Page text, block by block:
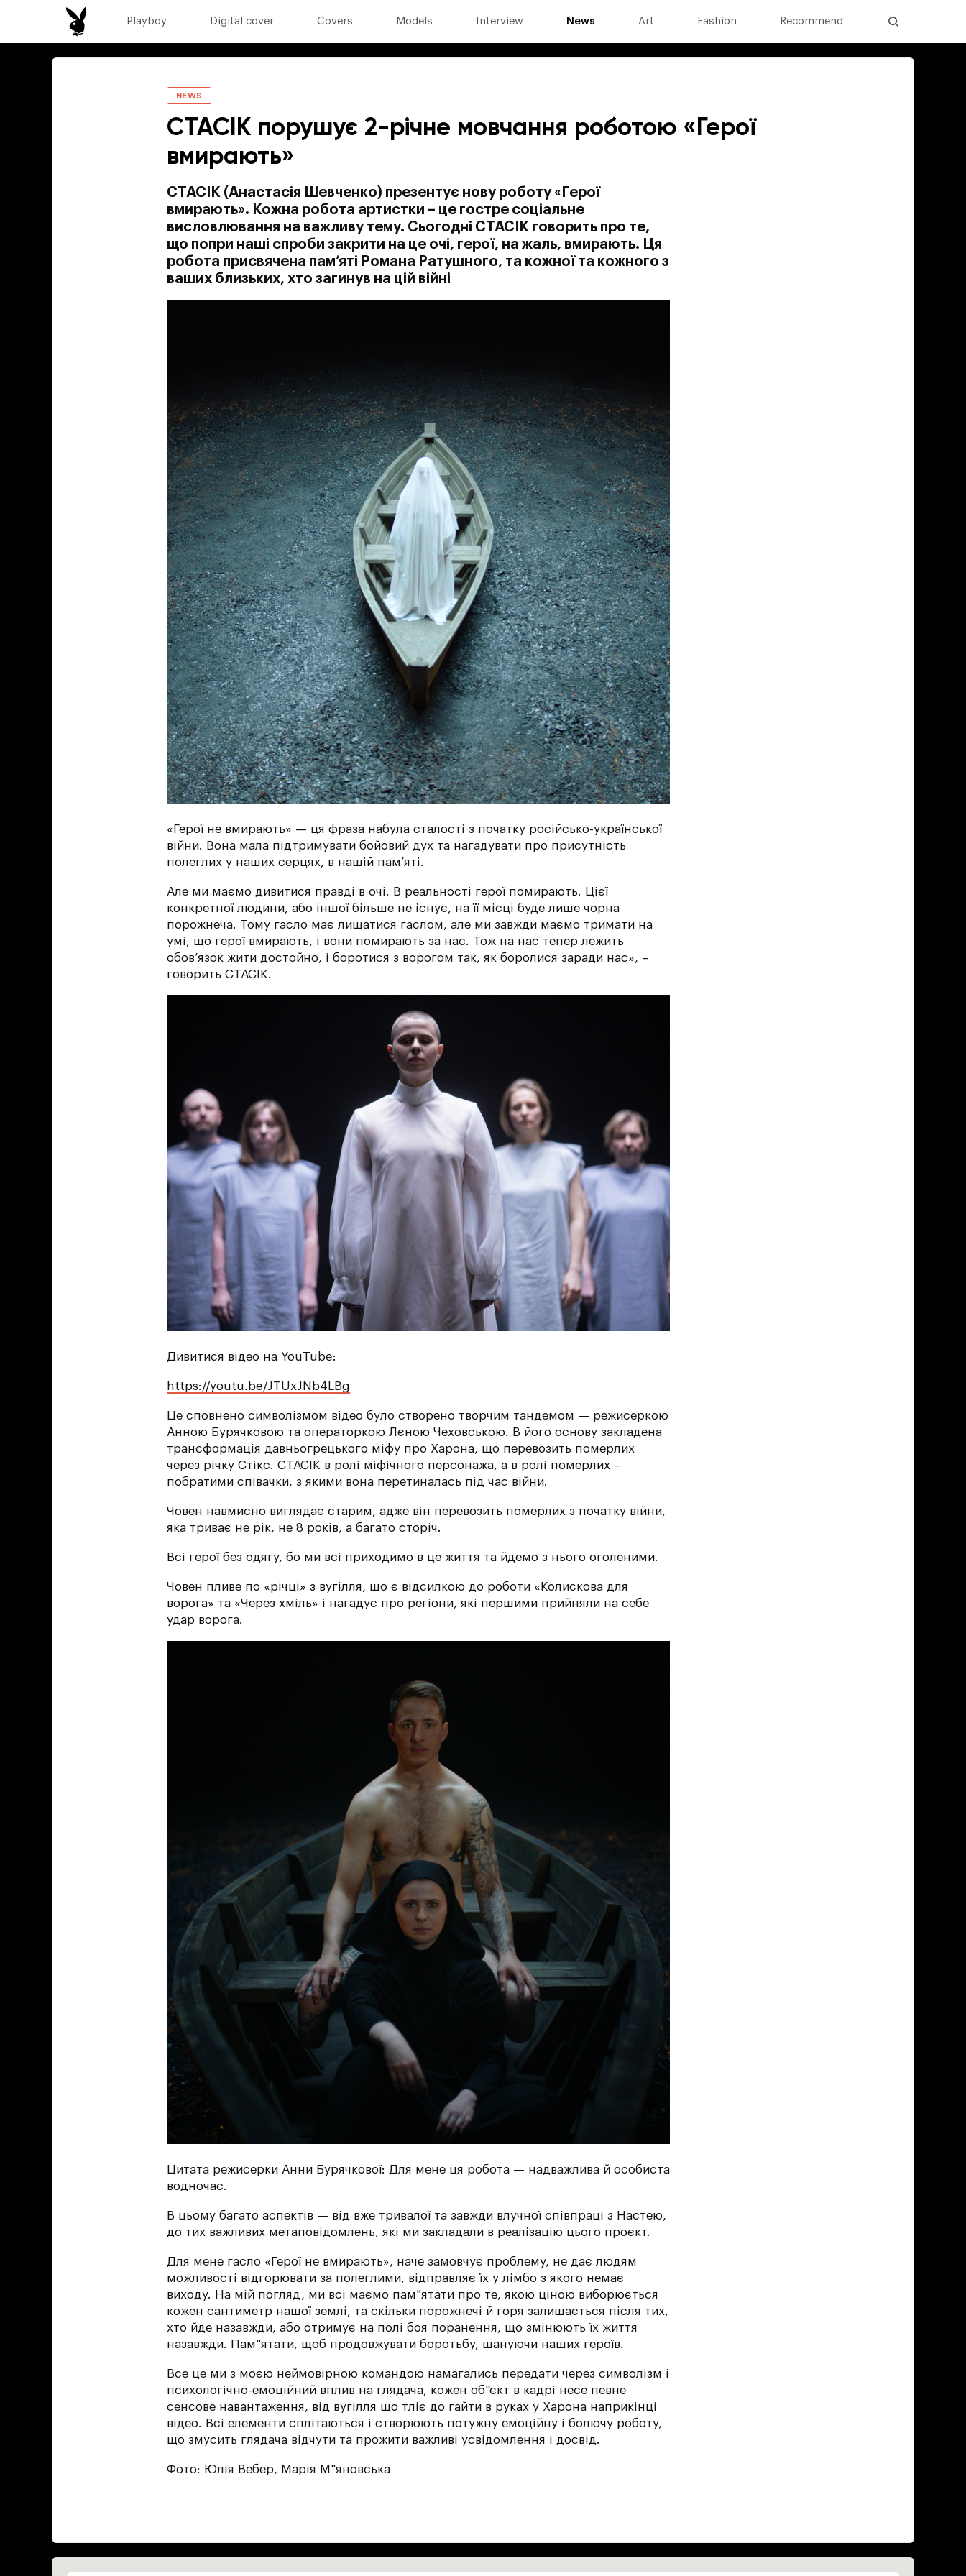
Playboy Digital cover Covers Models Interview News Art Fashion Recommend
NEWS
СТАСІК порушує 2-річне мовчання роботою «Герої
вмирають»
СТАСІК (Анастасія Шевченко) презентує нову роботу «Герої
вмирають». Кожна робота артистки – це гостре соціальне
висловлювання на важливу тему. Сьогодні СТАСІК говорить про те,
що попри наші спроби закрити на це очі, герої, на жаль, вмирають. Ця
робота присвячена пам’яті Романа Ратушного, та кожної та кожного з
ваших близьких, хто загинув на цій війні
«Герої не вмирають» — ця фраза набула сталості з початку російсько-української
війни. Вона мала підтримувати бойовий дух та нагадувати про присутність
полеглих у наших серцях, в нашій памʼяті.
Але ми маємо дивитися правді в очі. В реальності герої помирають. Цієї
конкретної людини, або іншої більше не існує, на її місці буде лише чорна
порожнеча. Тому гасло має лишатися гаслом, але ми завжди маємо тримати на
умі, що герої вмирають, і вони помирають за нас. Тож на нас тепер лежить
обовʼязок жити достойно, і боротися з ворогом так, як боролися заради нас», –
говорить СТАСІК.
Дивитися відео на YouTube:
https://youtu.be/JTUxJNb4LBg
Це сповнено символізмом відео було створено творчим тандемом — режисеркою
Анною Бурячковою та операторкою Лєною Чеховською. В його основу закладена
трансформація давньогрецького міфу про Харона, що перевозить померлих
через річку Стікс. СТАСІК в ролі міфічного персонажа, а в ролі померлих –
побратими співачки, з якими вона перетиналась під час війни.
Човен навмисно виглядає старим, адже він перевозить померлих з початку війни,
яка триває не рік, не 8 років, а багато сторіч.
Всі герої без одягу, бо ми всі приходимо в це життя та йдемо з нього оголеними.
Човен пливе по «річці» з вугілля, що є відсилкою до роботи «Колиcкова для
ворога» та «Через хміль» і нагадує про регіони, які першими прийняли на себе
удар ворога.
Цитата режисерки Анни Бурячкової: Для мене ця робота — надважлива й особиста
водночас.
В цьому багато аспектів — від вже тривалої та завжди влучної співпраці з Настею,
до тих важливих метаповідомлень, які ми закладали в реалізацію цього проєкт.
Для мене гасло «Герої не вмирають», наче замовчує проблему, не дає людям
можливості відгорювати за полеглими, відправляє їх у лімбо з якого немає
виходу. На мій погляд, ми всі маємо пам"ятати про те, якою ціною виборюється
кожен сантиметр нашої землі, та скільки порожнечі й горя залишається після тих,
хто йде назавжди, або отримує на полі боя поранення, що змінюють їх життя
назавжди. Пам"ятати, щоб продовжувати боротьбу, шануючи наших героїв.
Все це ми з моєю неймовірною командою намагались передати через символізм і
психологічно-емоційний вплив на глядача, кожен об"єкт в кадрі несе певне
сенсове навантаження, від вугілля що тліє до гайти в руках у Харона наприкінці
відео. Всі елементи сплітаються і створюють потужну емоційну і болючу роботу,
що змусить глядача відчути та прожити важливі усвідомлення і досвід.
Фото: Юлія Вебер, Марія М"яновська